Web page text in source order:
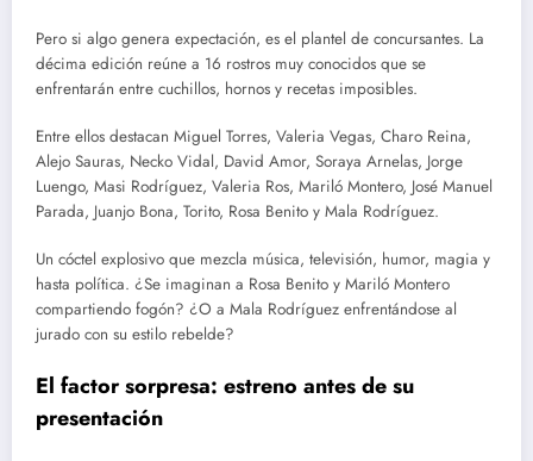
Pero si algo genera expectación, es el plantel de concursantes. La
décima edición reúne a 16 rostros muy conocidos que se
enfrentarán entre cuchillos, hornos y recetas imposibles.
Entre ellos destacan Miguel Torres, Valeria Vegas, Charo Reina,
Alejo Sauras, Necko Vidal, David Amor, Soraya Arnelas, Jorge
Luengo, Masi Rodríguez, Valeria Ros, Mariló Montero, José Manuel
Parada, Juanjo Bona, Torito, Rosa Benito y Mala Rodríguez.
Un cóctel explosivo que mezcla música, televisión, humor, magia y
hasta política. ¿Se imaginan a Rosa Benito y Mariló Montero
compartiendo fogón? ¿O a Mala Rodríguez enfrentándose al
jurado con su estilo rebelde?
El factor sorpresa: estreno antes de su
presentación